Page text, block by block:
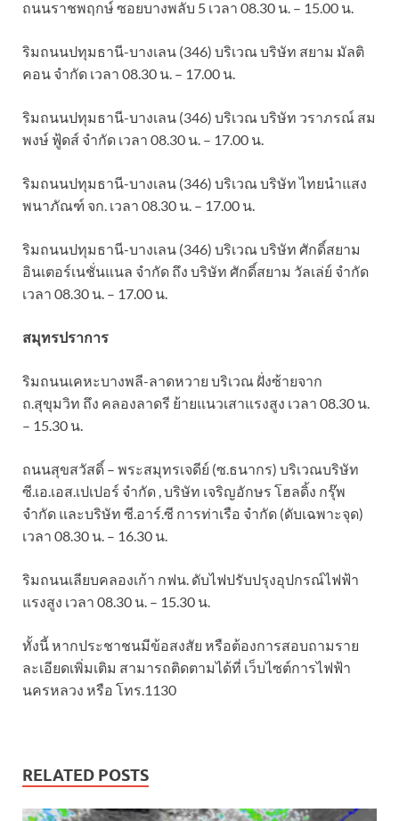
ถนนราชพฤกษ์ ซอยบางพลับ 5 เวลา 08.30 น. – 15.00 น.
ริมถนนปทุมธานี-บางเลน (346) บริเวณ บริษัท สยาม มัลติ
คอน จำกัด เวลา 08.30 น. – 17.00 น.
ริมถนนปทุมธานี-บางเลน (346) บริเวณ บริษัท วราภรณ์ สม
พงษ์ ฟู้ดส์ จำกัด เวลา 08.30 น. – 17.00 น.
ริมถนนปทุมธานี-บางเลน (346) บริเวณ บริษัท ไทยนำแสง
พนาภัณฑ์ จก. เวลา 08.30 น. – 17.00 น.
ริมถนนปทุมธานี-บางเลน (346) บริเวณ บริษัท ศักดิ์สยาม
อินเตอร์เนชั่นแนล จำกัด ถึง บริษัท ศักดิ์สยาม วัลเล่ย์ จำกัด
เวลา 08.30 น. – 17.00 น.
สมุทรปราการ
ริมถนนเคหะบางพลี-ลาดหวาย บริเวณ ฝั่งซ้ายจาก
ถ.สุขุมวิท ถึง คลองลาดรี ย้ายแนวเสาแรงสูง เวลา 08.30 น.
– 15.30 น.
ถนนสุขสวัสดิ์ – พระสมุทรเจดีย์ (ซ.ธนากร) บริเวณบริษัท
ซี.เอ.เอส.เปเปอร์ จำกัด , บริษัท เจริญอักษร โฮลดิ้ง กรุ๊พ
จำกัด และบริษัท ซี.อาร์.ซี การท่าเรือ จำกัด (ดับเฉพาะจุด)
เวลา 08.30 น. – 16.30 น.
ริมถนนเลียบคลองเก้า กฟน. ดับไฟปรับปรุงอุปกรณ์ไฟฟ้า
แรงสูง เวลา 08.30 น. – 15.30 น.
ทั้งนี้ หากประชาชนมีข้อสงสัย หรือต้องการสอบถามราย
ละเอียดเพิ่มเติม สามารถติดตามได้ที่ เว็บไซต์การไฟฟ้า
นครหลวง หรือ โทร.1130
RELATED POSTS